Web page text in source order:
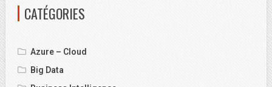
CATÉGORIES
Azure – Cloud
Big Data